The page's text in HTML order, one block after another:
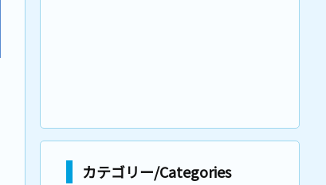
カテゴリー/Categories